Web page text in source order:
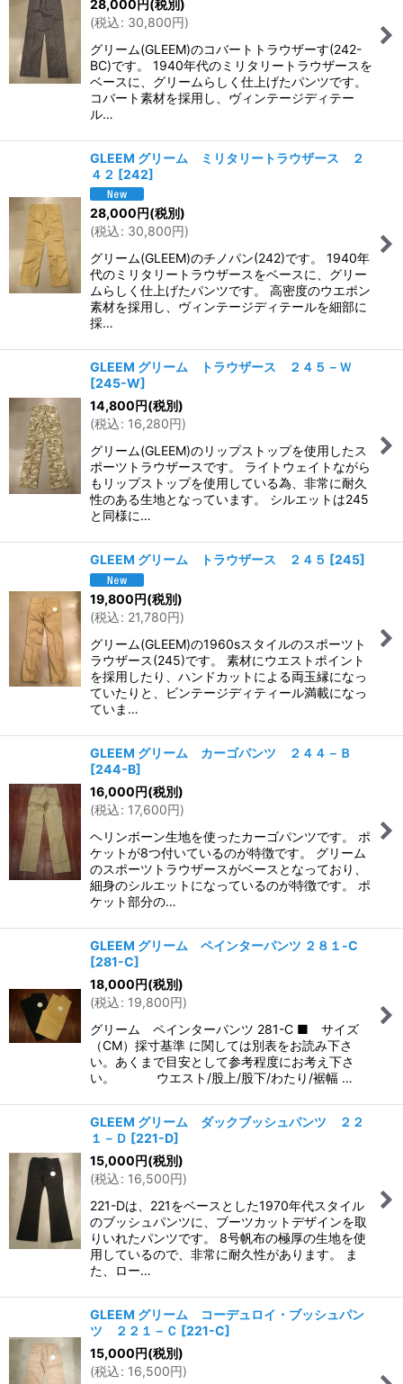
28,000 円(税別)
(税込: 30,800円)
グリーム(GLEEM)のコバートトラウザーす(242-
BC)です。 1940年代のミリタリートラウザースを
ベースに、グリームらしく仕上げたパンツです。
コバート素材を採用し、ヴィンテージディテー
ル…
GLEEM グリーム ミリタリートラウザース ２
４２ [242]
28,000円(税別)
(税込: 30,800円)
グリーム(GLEEM)のチノパン(242)です。 1940年
代のミリタリートラウザースをベースに、グリー
ムらしく仕上げたパンツです。 高密度のウエポン
素材を採用し、ヴィンテージディテールを細部に
採…
GLEEM グリーム トラウザース ２４５－Ｗ
[245-W]
14,800円(税別)
(税込: 16,280円)
グリーム(GLEEM)のリップストップを使用したス
ポーツトラウザースです。 ライトウェイトながら
もリップストップを使用している為、非常に耐久
性のある生地となっています。 シルエットは245
と同様に…
GLEEM グリーム トラウザース ２４５ [245]
19,800円(税別)
(税込: 21,780円)
グリーム(GLEEM)の1960sスタイルのスポーツト
ラウザース(245)です。 素材にウエストポイント
を採用したり、ハンドカットによる両玉縁になっ
ていたりと、ビンテージディティール満載になっ
ていま…
GLEEM グリーム カーゴパンツ ２４４－Ｂ
[244-B]
16,000円(税別)
(税込: 17,600円)
ヘリンボーン生地を使ったカーゴパンツです。 ポ
ケットが8つ付いているのが特徴です。 グリーム
のスポーツトラウザースがベースとなっており、
細身のシルエットになっているのが特徴です。 ポ
ケット部分の…
GLEEM グリーム ペインターパンツ ２８１-C
[281-C]
18,000円(税別)
(税込: 19,800円)
グリーム ペインターパンツ 281-C ■ サイズ
（CM）採寸基準 に関しては別表をお読み下さ
い。あくまで目安として参考程度にお考え下さ
い。 ウエスト/股上/股下/わたり/裾幅 …
GLEEM グリーム ダックブッシュパンツ ２２
１－Ｄ [221-D]
15,000円(税別)
(税込: 16,500円)
221-Dは、221をベースとした1970年代スタイル
のブッシュパンツに、ブーツカットデザインを取
りいれたパンツです。 8号帆布の極厚の生地を使
用しているので、非常に耐久性があります。 ま
た、ロー…
GLEEM グリーム コーデュロイ・ブッシュパン
ツ ２２１－Ｃ [221-C]
15,000円(税別)
(税込: 16,500円)